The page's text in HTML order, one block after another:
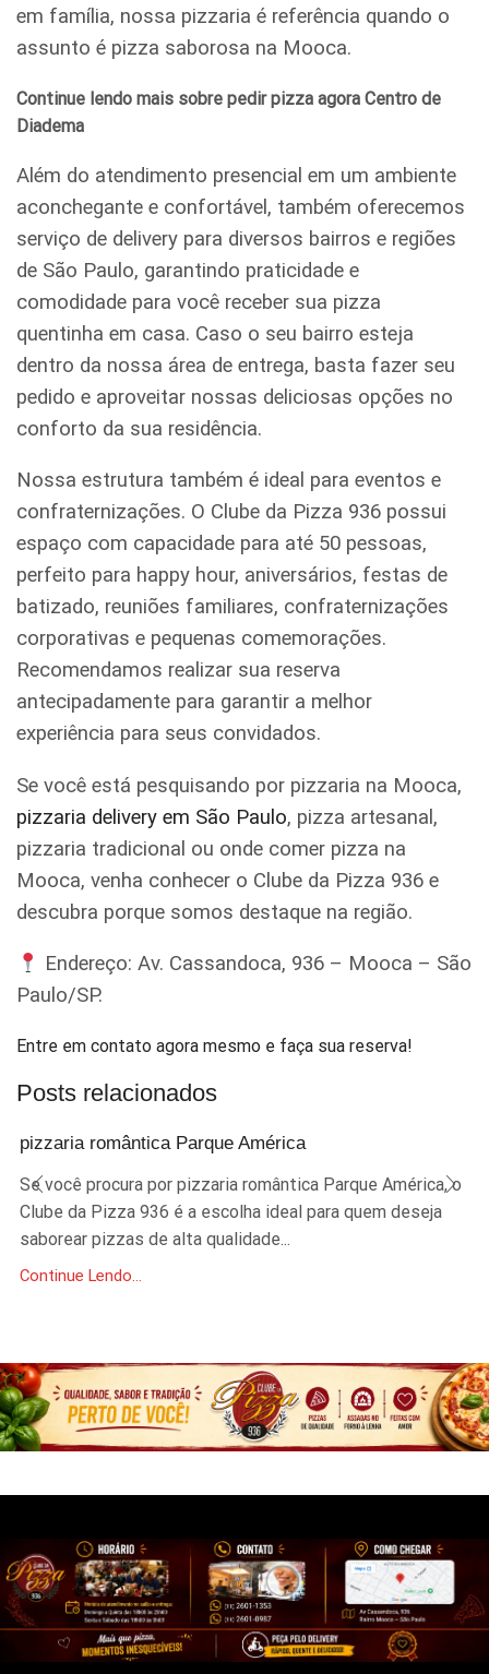
em família, nossa pizzaria é referência quando o
assunto é pizza saborosa na Mooca.
Continue lendo mais sobre pedir pizza agora Centro de
Diadema
Além do atendimento presencial em um ambiente
aconchegante e confortável, também oferecemos
serviço de delivery para diversos bairros e regiões
de São Paulo, garantindo praticidade e
comodidade para você receber sua pizza
quentinha em casa. Caso o seu bairro esteja
dentro da nossa área de entrega, basta fazer seu
pedido e aproveitar nossas deliciosas opções no
conforto da sua residência.
Nossa estrutura também é ideal para eventos e
confraternizações. O Clube da Pizza 936 possui
espaço com capacidade para até 50 pessoas,
perfeito para happy hour, aniversários, festas de
batizado, reuniões familiares, confraternizações
corporativas e pequenas comemorações.
Recomendamos realizar sua reserva
antecipadamente para garantir a melhor
experiência para seus convidados.
Se você está pesquisando por pizzaria na Mooca,
pizzaria delivery em São Paulo, pizza artesanal,
pizzaria tradicional ou onde comer pizza na
Mooca, venha conhecer o Clube da Pizza 936 e
descubra porque somos destaque na região.
Endereço: Av. Cassandoca, 936 – Mooca – São
Paulo/SP.
Entre em contato agora mesmo e faça sua reserva!
Posts relacionados
pizzaria romântica Parque América
Se você procura por pizzaria romântica Parque América, o
Clube da Pizza 936 é a escolha ideal para quem deseja
saborear pizzas de alta qualidade...
Continue Lendo...